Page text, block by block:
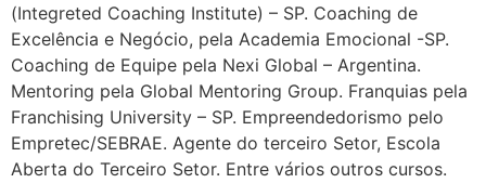
(Integreted Coaching Institute) – SP. Coaching de
Excelência e Negócio, pela Academia Emocional -SP.
Coaching de Equipe pela Nexi Global – Argentina.
Mentoring pela Global Mentoring Group. Franquias pela
Franchising University – SP. Empreendedorismo pelo
Empretec/SEBRAE. Agente do terceiro Setor, Escola
Aberta do Terceiro Setor. Entre vários outros cursos.